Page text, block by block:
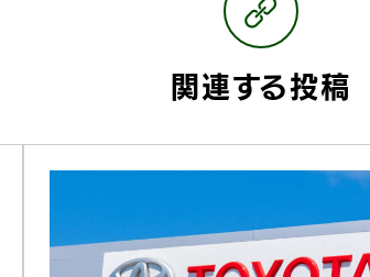
関連する投稿